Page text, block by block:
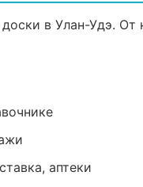
в Улан-Удэ.
аптеки